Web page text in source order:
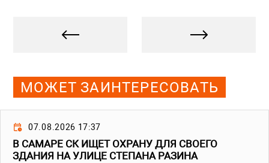
МОЖЕТ ЗАИНТЕРЕСОВАТЬ
07.08.2026 17:37
В САМАРЕ СК ИЩЕТ ОХРАНУ ДЛЯ СВОЕГО
ЗДАНИЯ НА УЛИЦЕ СТЕПАНА РАЗИНА